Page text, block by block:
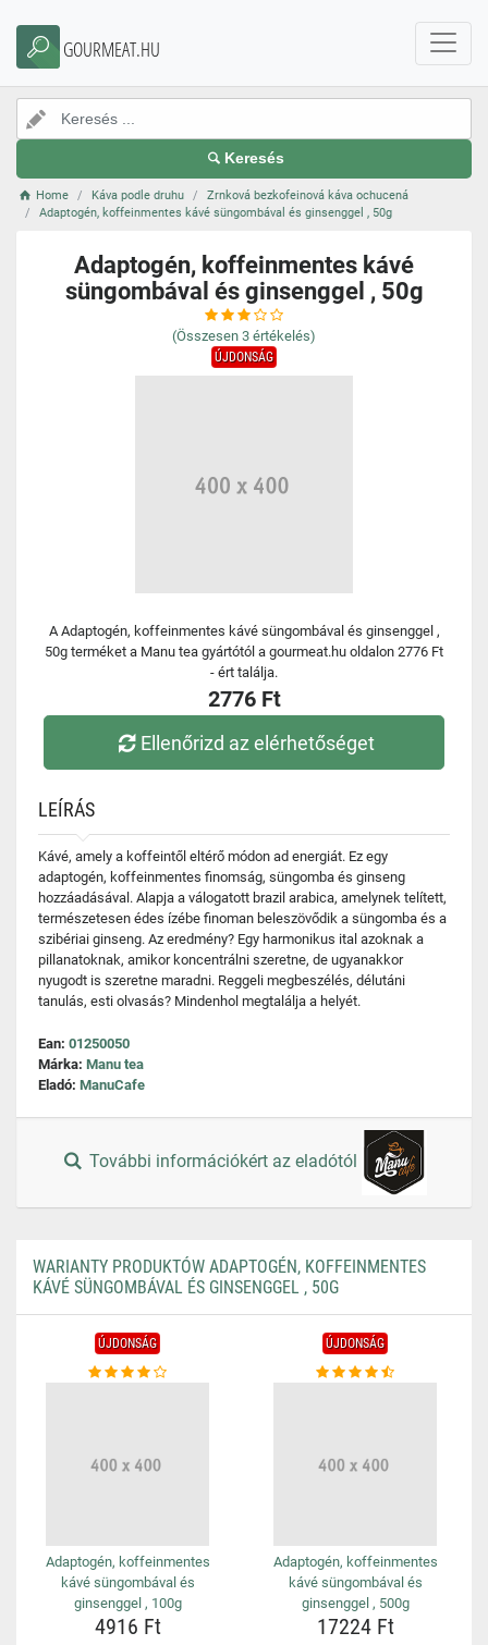
GOURMEAT.HU
Keresés
Home Káva podle druhu
Zrnková bezkofeinová káva ochucená
Adaptogén, koffeinmentes kávé süngombával és ginsenggel , 50g
Adaptogén, koffeinmentes kávé
süngombával és ginsenggel , 50g
(Összesen 3 értékelés)
ÚJDONSÁG
A Adaptogén, koffeinmentes kávé süngombával és ginsenggel ,
50g terméket a Manu tea gyártótól a gourmeat.hu oldalon 2776 Ft
- ért találja.
2776 Ft
Ellenőrizd az elérhetőséget
LEÍRÁS
Kávé, amely a koffeintől eltérő módon ad energiát. Ez egy
adaptogén, koffeinmentes finomság, süngomba és ginseng
hozzáadásával. Alapja a válogatott brazil arabica, amelynek telített,
természetesen édes ízébe finoman beleszövődik a süngomba és a
szibériai ginseng. Az eredmény? Egy harmonikus ital azoknak a
pillanatoknak, amikor koncentrálni szeretne, de ugyanakkor
nyugodt is szeretne maradni. Reggeli megbeszélés, délutáni
tanulás, esti olvasás? Mindenhol megtalálja a helyét.
Ean: 01250050
Márka: Manu tea
Eladó: ManuCafe
További információkért az eladótól
WARIANTY PRODUKTÓW ADAPTOGÉN, KOFFEINMENTES
KÁVÉ SÜNGOMBÁVAL ÉS GINSENGGEL , 50G
ÚJDONSÁG
Adaptogén, koffeinmentes
kávé süngombával és
ginsenggel , 100g
4916 Ft
ÚJDONSÁG
Adaptogén, koffeinmentes
kávé süngombával és
ginsenggel , 500g
17224 Ft